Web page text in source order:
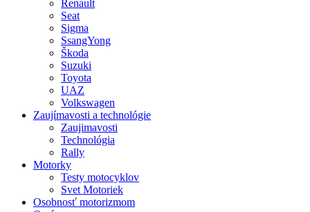
Renault
Seat
Sigma
SsangYong
Škoda
Suzuki
Toyota
UAZ
Volkswagen
Zaujímavosti a technológie
Zaujimavosti
Technológia
Rally
Motorky
Testy motocyklov
Svet Motoriek
Osobnosť motorizmom